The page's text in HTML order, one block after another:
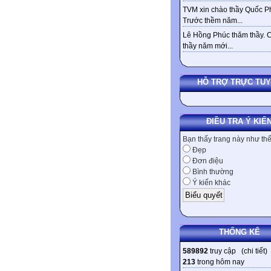
TVM xin chào thầy Quốc
Trước thềm năm...
Lê Hồng Phúc thăm thầy.
thầy năm mới...
HỖ TRỢ TRỰC
ĐIỀU TRA Ý
Bạn thấy trang này như
Đẹp
Đơn điệu
Bình thường
Ý kiến khác
THỐNG KÊ
589892 truy cập (chi tiết)
213 trong hôm nay